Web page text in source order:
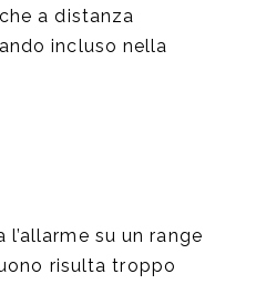
a distanza
incluso nella
l’allarme su un range
risulta troppo